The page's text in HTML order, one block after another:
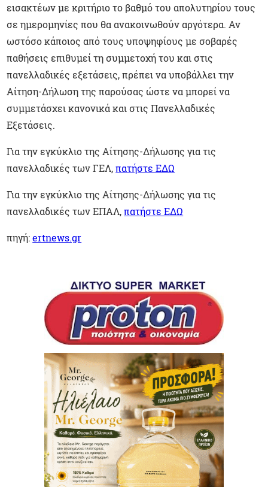
εισακτέων με κριτήριο το βαθμό του απολυτηρίου τους
σε ημερομηνίες που θα ανακοινωθούν αργότερα. Αν
ωστόσο κάποιος από τους υποψηφίους με σοβαρές
παθήσεις επιθυμεί τη συμμετοχή του και στις
πανελλαδικές εξετάσεις, πρέπει να υποβάλλει την
Αίτηση-Δήλωση της παρούσας ώστε να μπορεί να
συμμετάσχει κανονικά και στις Πανελλαδικές
Εξετάσεις.
Για την εγκύκλιο της Αίτησης-Δήλωσης για τις
πανελλαδικές των ΓΕΛ,πατήστε ΕΔΩ
Για την εγκύκλιο της Αίτησης-Δήλωσης για τις
πανελλαδικές των ΕΠΑΛ,πατήστε ΕΔΩ
πηγή:ertnews.gr